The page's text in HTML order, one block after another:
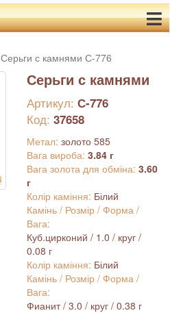
Серьги с камнями С-776
Серьги с камнями
Артикул: С-776
Код: 37658
Метал: золото 585
Вага вироба: 3.84 г
Вага золота для обміна: 3.60
г
Колір каміння: Білий
Камінь / Розмір / Форма /
Вага:
Куб.цирконий / 1.0 / круг /
0.08 г
Колір каміння: Білий
Камінь / Розмір / Форма /
Вага:
Фианит / 3.0 / круг / 0.38 г